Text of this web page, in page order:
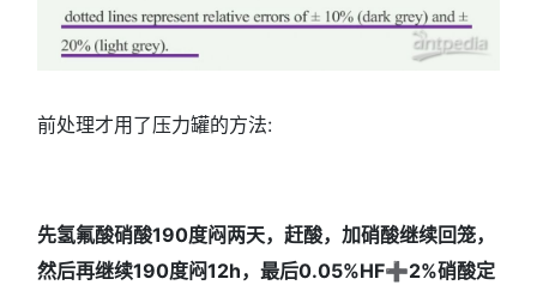
前处理才用了压力罐的方法:
先氢氟酸硝酸190度闷两天，赶酸，加硝酸继续回笼，
然后再继续190度闷12h，最后0.05%HF➕2%硝酸定